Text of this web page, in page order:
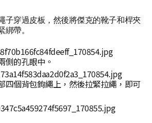
子穿過皮板，然後將傑克的靴子和桿夾
綁帶。
側的孔眼中。
四個背包鉤繩上，然後拉緊拉繩，即可